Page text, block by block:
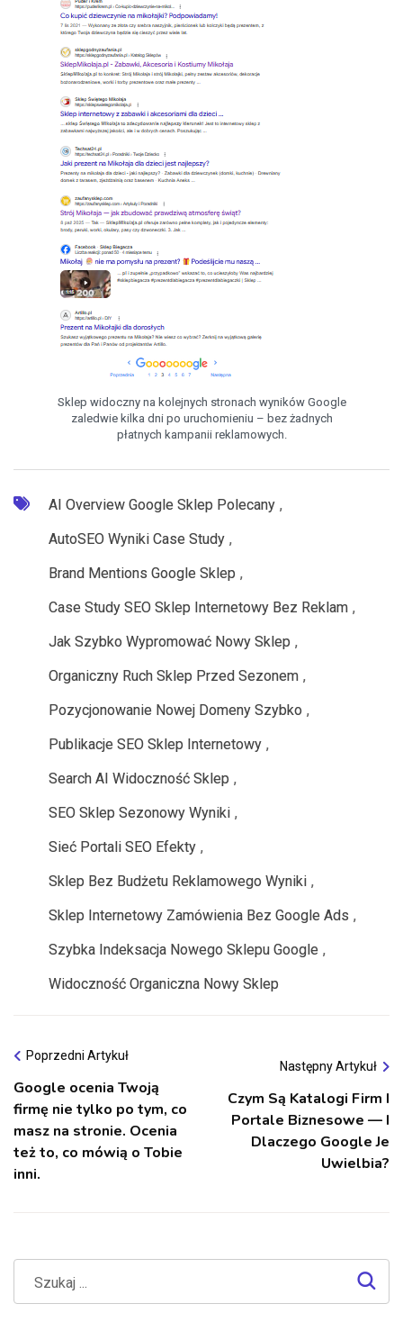
Sklep widoczny na kolejnych stronach wyników Google
zaledwie kilka dni po uruchomieniu – bez żadnych
płatnych kampanii reklamowych.
AI Overview Google Sklep Polecany ,
AutoSEO Wyniki Case Study ,
Brand Mentions Google Sklep ,
Case Study SEO Sklep Internetowy Bez Reklam ,
Jak Szybko Wypromować Nowy Sklep ,
Organiczny Ruch Sklep Przed Sezonem ,
Pozycjonowanie Nowej Domeny Szybko ,
Publikacje SEO Sklep Internetowy ,
Search AI Widoczność Sklep ,
SEO Sklep Sezonowy Wyniki ,
Sieć Portali SEO Efekty ,
Sklep Bez Budżetu Reklamowego Wyniki ,
Sklep Internetowy Zamówienia Bez Google Ads ,
Szybka Indeksacja Nowego Sklepu Google ,
Widoczność Organiczna Nowy Sklep
Poprzedni Artykuł
Google ocenia Twoją
firmę nie tylko po tym, co
masz na stronie. Ocenia
też to, co mówią o Tobie
inni.
Następny Artykuł
Czym Są Katalogi Firm I
Portale Biznesowe — I
Dlaczego Google Je
Uwielbia?